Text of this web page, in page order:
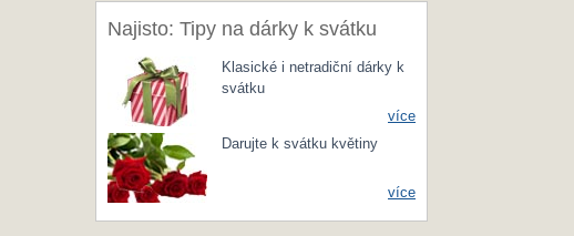
Najisto: Tipy na dárky k svátku
Klasické i netradiční dárky k
svátku
více
Darujte k svátku květiny
více